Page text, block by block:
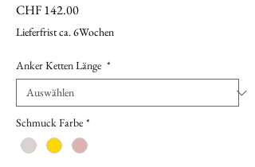
CHF 142.00Preis
Lieferfrist ca. 6Wochen
Anker Ketten Länge *
Schmuck Farbe *